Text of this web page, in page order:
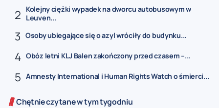
Kolejny ciężki wypadek na dworcu autobusowym w
Leuven...
Osoby ubiegające się o azyl wróciły do budynku...
Obóz letni KLJ Balen zakończony przed czasem –...
Amnesty International i Human Rights Watch o śmierci...
Chętnie czytane w tym tygodniu